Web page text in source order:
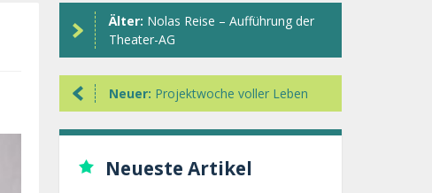
Älter: Nolas Reise – Aufführung der
Theater-AG
Neuer: Projektwoche voller Leben
Neueste Artikel